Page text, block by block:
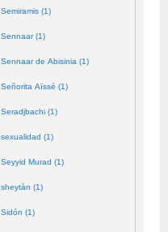
Semiramis (1)
Sennaar (1)
Sennaar de Abisinia (1)
Señorita Aïssé (1)
Seradjbachi (1)
sexualidad (1)
Seyyid Murad (1)
sheytán (1)
Sidón (1)